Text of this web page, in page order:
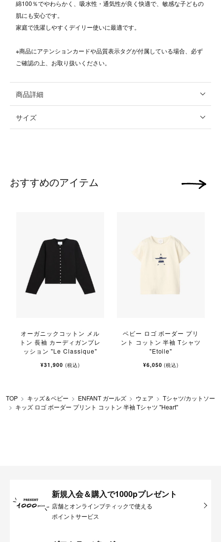
綿100％でやわらかく、吸水性・通気性が良く快適で、敏感な子どもの
肌にも安心です。
家庭で洗濯しやすくデイリー使いに最適です。
※商品にアテンションカードや品質表示タグが付属している場合、必ず
ご確認の上、お取り扱いください。
商品詳細
サイズ
おすすめのアイテム
オーガニックコットン メル
トン 長袖 カーディガンプレ
ッション "Le Classique"
¥31,900 (税込)
ベビー ロゴ ボーダー プリ
ント コットン 半袖 Tシャツ
"Etoile"
¥6,050(税込)
次の画像
TOP キッズ＆ベビー ENFANT ガールズ ウェア
Tシャツ/カットソー
キッズ ロゴ ボーダー プリント コットン 半袖 Tシャツ "Heart"
新規入会＆購入で1000pプレゼント
店舗とオンラインブティックで使える
ポイントサービス